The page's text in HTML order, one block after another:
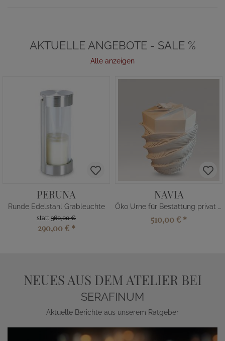
AKTUELLE ANGEBOTE - SALE %
Alle anzeigen
PERUNA
Runde Edelstahl Grableuchte
statt 360,00 €
290,00 € *
NAVIA
Öko Urne für Bestattung privat kaufen
510,00 € *
NEUES AUS DEM ATELIER BEI
SERAFINUM
Aktuelle Berichte aus unserem Ratgeber